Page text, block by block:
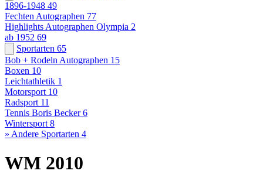
1896-1948 49
Fechten Autographen 77
Highlights Autographen Olympia 2
ab 1952 69
Sportarten 65
Bob + Rodeln Autographen 15
Boxen 10
Leichtathletik 1
Motorsport 10
Radsport 11
Tennis Boris Becker6
Wintersport 8
» Andere Sportarten 4
WM 2010